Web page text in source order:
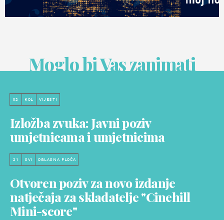
Moglo bi Vas zanimati
02 KOL VIJESTI
Izložba zvuka: Javni poziv
umjetnicama i umjetnicima
21 SVI OGLASNA PLOČA
Otvoren poziv za novo izdanje
natječaja za skladatelje "Cinehill
Mini-score"